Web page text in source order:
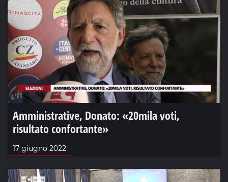
Amministrative, Donato: «20mila voti,
risultato confortante»
17 giugno 2022